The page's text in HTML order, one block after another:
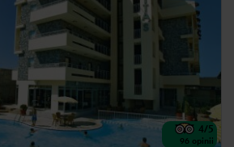
4/5
96 opinii